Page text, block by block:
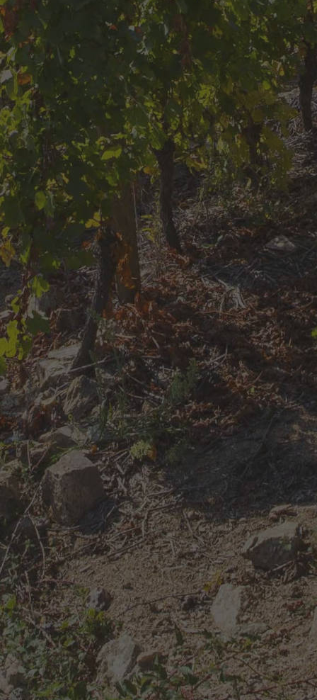
L'abus d'alcool est dangereux pour la santé.
À consommer avec modération
Verlieu ~ 58 RD 1086 ~ 42410 Chavanay ~ France
04 74 87 02 37
Navigation
Viticulture haute-couture
Témoignage Yves Cuilleron
Une vinification sur mesure
L'esprit Cuilleron
Notre boutique
News & actualités
Nous contacter
Informations
Mentions légales
Utilisation des cookies
Protection des données
C.G.V.
Plan du site
Restez connecté
Cave Yves Cuilleron © 2020-2026. Tous droits réservés. Indéxé sur